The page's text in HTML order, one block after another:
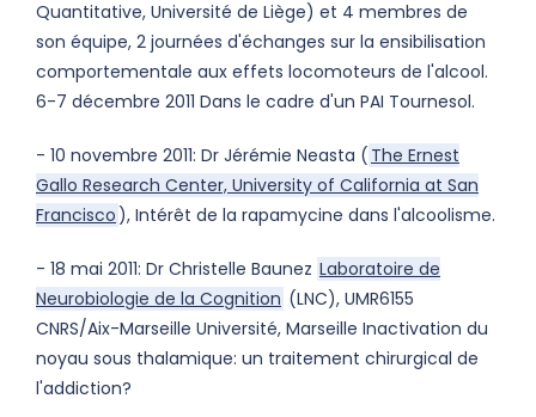
Quantitative, Université de Liège) et 4 membres de
son équipe, 2 journées d'échanges sur la ensibilisation
comportementale aux effets locomoteurs de l'alcool.
6-7 décembre 2011 Dans le cadre d'un PAI Tournesol.
- 10 novembre 2011: Dr Jérémie Neasta ( The Ernest
Gallo Research Center, University of California at San
Francisco), Intérêt de la rapamycine dans l'alcoolisme.
- 18 mai 2011: Dr Christelle Baunez Laboratoire de
Neurobiologie de la Cognition (LNC), UMR6155
CNRS/Aix-Marseille Université, Marseille Inactivation du
noyau sous thalamique: un traitement chirurgical de
l'addiction?